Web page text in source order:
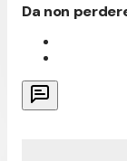
Da non